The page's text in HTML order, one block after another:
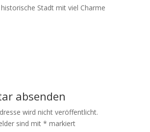
Stadt mit viel Charme
absenden
wird nicht veröffentlicht.
sind mit * markiert